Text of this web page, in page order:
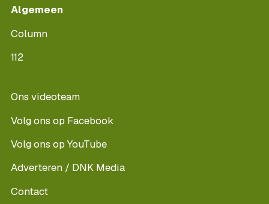
Algemeen
Column
112
Ons videoteam
Volg ons op Facebook
Volg ons op YouTube
Adverteren / DNK Media
Contact